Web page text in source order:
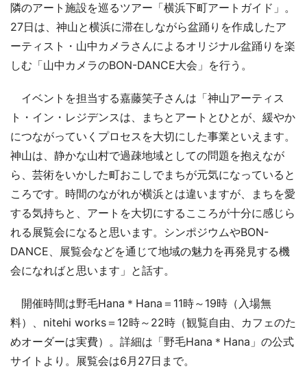
隣のアート施設を巡るツアー「横浜下町アートガイド」。
27日は、神山と横浜に滞在しながら盆踊りを作成したア
ーティスト・山中カメラさんによるオリジナル盆踊りを楽
しむ「山中カメラのBON-DANCE大会」を行う。
イベントを担当する嘉藤笑子さんは「神山アーティス
ト・イン・レジデンスは、まちとアートとひとが、緩やか
につながっていくプロセスを大切にした事業といえます。
神山は、静かな山村で過疎地域としての問題を抱えなが
ら、芸術をいかした町おこしでまちが元気になっていると
ころです。時間のながれが横浜とは違いますが、まちを愛
する気持ちと、アートを大切にするこころが十分に感じら
れる展覧会になると思います。シンポジウムやBON-
DANCE、展覧会などを通じて地域の魅力を再発見する機
会になればと思います」と話す。
開催時間は野毛Hana＊Hana＝11時～19時（入場無
料）、nitehi works＝12時～22時（観覧自由、カフェのた
めオーダーは実費）。詳細は「野毛Hana＊Hana」の公式
サイトより。展覧会は6月27日まで。